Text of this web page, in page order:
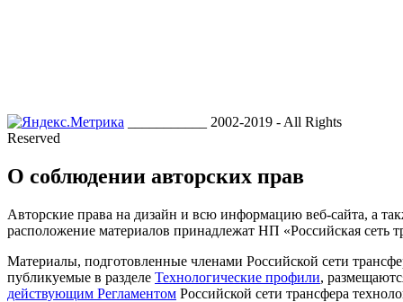
___________ 2002-2019 - All Rights
Reserved
О соблюдении авторских прав
Авторские права на дизайн и всю информацию веб-сайта, а
расположение материалов принадлежат НП «Российская сеть
Материалы, подготовленные членами Российской сети
публикуемые в разделе Технологические профили,
действующим Регламентом Российской сети трансфера